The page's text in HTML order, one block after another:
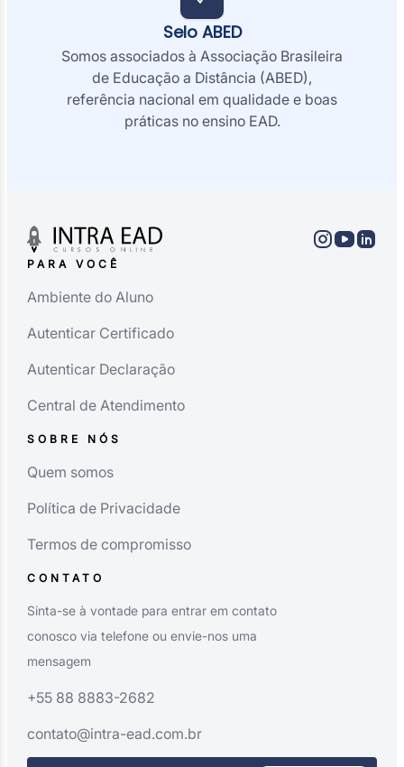
Selo ABED
Somos associados à Associação Brasileira
de Educação a Distância (ABED),
referência nacional em qualidade e boas
práticas no ensino EAD.
PARA VOCÊ
Ambiente do Aluno
Autenticar Certificado
Autenticar Declaração
Central de Atendimento
SOBRE NÓS
Quem somos
Política de Privacidade
Termos de compromisso
CONTATO
Sinta-se à vontade para entrar em contato
conosco via telefone ou envie-nos uma
mensagem
+55 88 8883-2682
contato@intra-ead.com.br